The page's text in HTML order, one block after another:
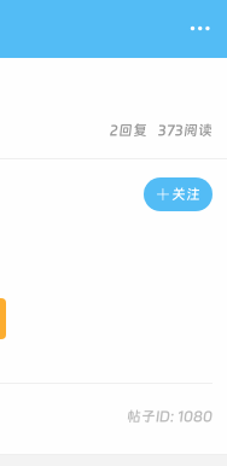

2回复 373阅读
 关注
帖子ID: 1080